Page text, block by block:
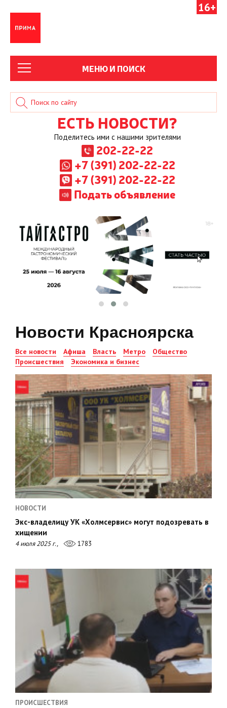
16+
МЕНЮ И ПОИСК
ЕСТЬ НОВОСТИ?
Поделитесь ими с нашими зрителями
202-22-22
+7 (391) 202-22-22
+7 (391) 202-22-22
Подать объявление
Новости Красноярска
Все новости Афиша Власть Метро
Общество
Происшествия
Экономика и бизнес
НОВОСТИ
Экс-владелицу УК «Холмсервис» могут подозревать в
хищении
4 июля 2025 г., 1783
ПРОИСШЕСТВИЯ